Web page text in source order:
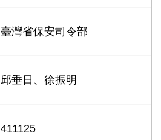
臺灣省保安司令部
邱垂日、徐振明
411125